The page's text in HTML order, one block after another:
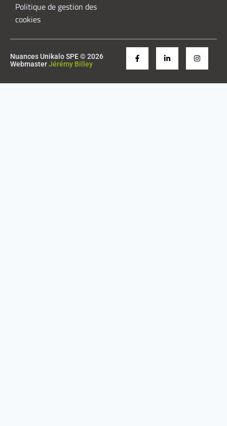
Politique de gestion des
cookies
Nuances Unikalo SPE © 2026
WebmasterJérémy Billey